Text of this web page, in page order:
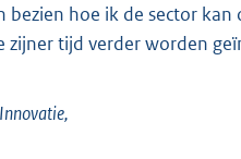
hoe ik de sector
zijner tijd verder worden